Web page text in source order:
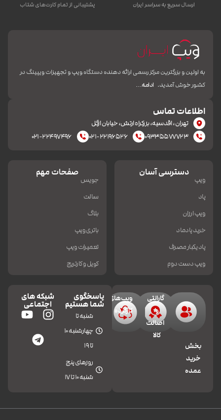
ارسال سریع به سراسر ایران پشتیبانی از تمام کارت‌های شتاب
به اولین و بزرگترین مرکز رسمی ارائه دهنده دستگاه ویپ و تجهیزات ویپینگ در
کشور خوش آمدید. ادامه…
اطلاعات تماس
تهران، اقدسیه، بزرکراه ارتش، خیابان ازگل
۰۹۳۳۵۵۷۷۷۲۳
۰۲۱-۲۲۱۹۶۵۲۶ ۰۲۱-۲۲۴۹۷۴۹۶
دسترسی آسان
ویپ
پاد
ویپ ارزان
خرید پادماد
پاد یکبار مصرف
ویپ دست دوم
صفحات مهم
جویس
سالت
بلاگ
باتری ویپ
تعمیرات ویپ
کویل و کارتریج
بخش
خرید
عمده
گارانتی
و
اصالت
کالا
ویپ‌های
کارکرده
پاسخگوی
شما هستیم
شنبه تا
چهارشنبه 10
تا 19
روزهای پنج
شنبه 10 تا 17
شبکه های
اجتماعی